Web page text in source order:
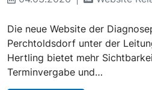
Die neue Website der
Perchtoldsdorf unter der
Hertling bietet mehr
Terminvergabe und…